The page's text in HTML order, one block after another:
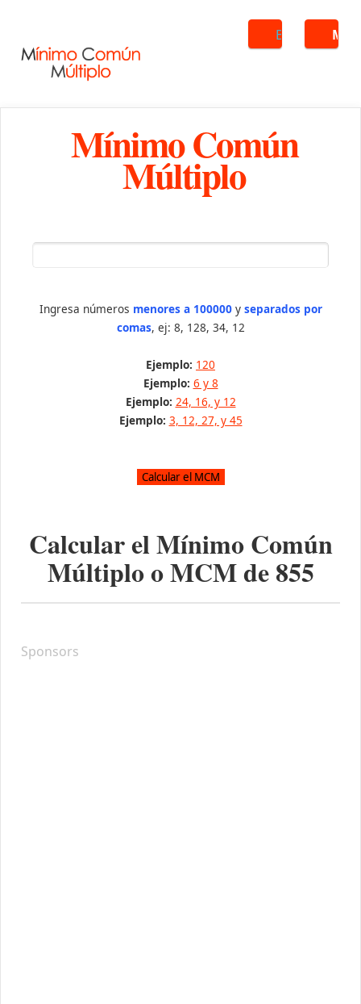
Buscar
Mínimo Común
Múltiplo
Ingresa números menores a 100000y separados por
comas, ej: 8, 128, 34, 12
Ejemplo: 120
Ejemplo: 6 y 8
Ejemplo: 24, 16, y 12
Ejemplo: 3, 12, 27, y 45
Calcular el Mínimo Común
Múltiplo o MCM de855
Sponsors